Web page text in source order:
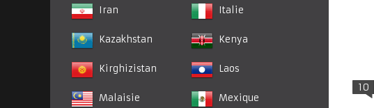
Iran Italie
Kazakhstan Kenya
Kirghizistan Laos
Malaisie Mexique
10